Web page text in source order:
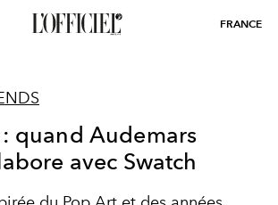
FRANCE
: quand Audemars
avec Swatch